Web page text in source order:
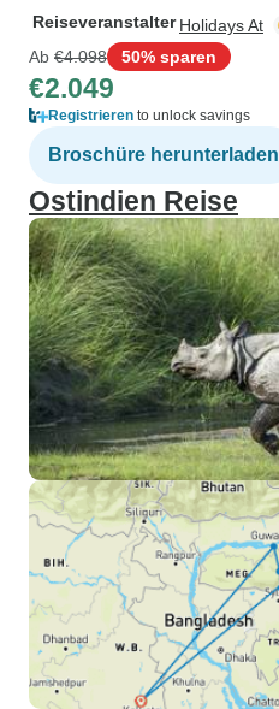
Reiseveranstalter Holidays At
Ab €4.098 50% sparen
€2.049
Registrieren to unlock savings
Broschüre herunterladen
Ostindien Reise